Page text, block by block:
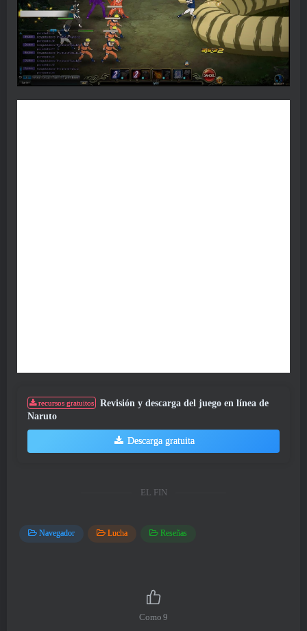
recursos gratuitos
Revisión y descarga del juego en línea de
Naruto
Descarga gratuita
EL FIN
Navegador Lucha Reseñas
Como 9